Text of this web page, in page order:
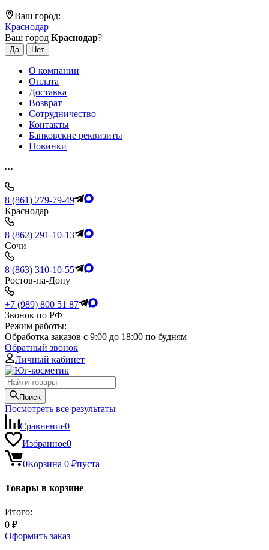
Ваш город:
Краснодар
Ваш город Краснодар?
О компании
Оплата
Доставка
Возврат
Сотрудничество
Контакты
Банковские реквизиты
Новинки
8 (861) 279-79-49
Краснодар
8 (862) 291-10-13
Сочи
8 (863) 310-10-55
Ростов-на-Дону
+7 (989) 800 51 87
Звонок по РФ
Режим работы:
Обработка заказов с 9:00 до 18:00 по будням
Обратный звонок
Личный кабинет
Поиск
Посмотреть все результаты
Сравнение0
Избранное0
0Корзина 0 ₽пуста
Товары в корзине
Итого:
0 ₽
Оформить заказ